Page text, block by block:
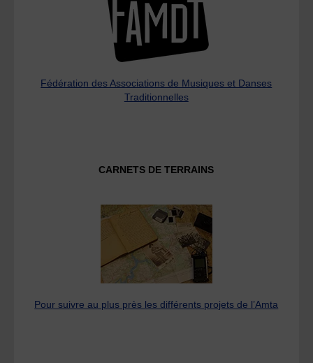
Fédération des Associations de Musiques et Danses
Traditionnelles
CARNETS DE TERRAINS
Pour suivre au plus près les différents projets de l’Amta